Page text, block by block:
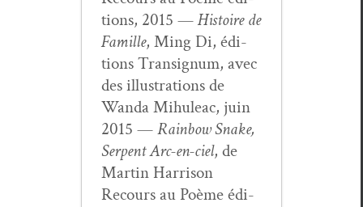
tions, 2015 —His­toire de
Famille, Ming Di, édi­
tions Tran­signum, avec
des illus­tra­tions de
Wan­da Mihuleac, juin
2015 —Rain­bow Snake,
Ser­pent Arc-en-ciel, de
Mar­tin Har­ri­son
Recours au Poème édi­